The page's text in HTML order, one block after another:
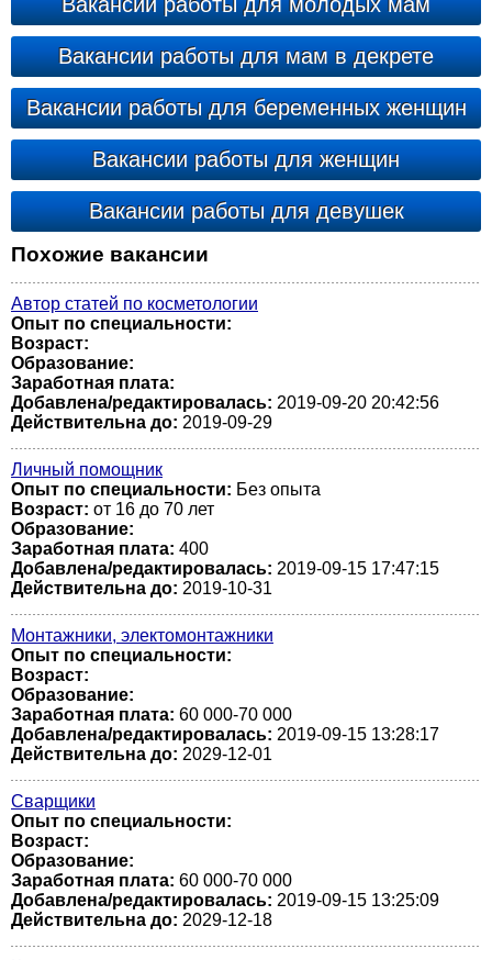
Вакансии работы для мам в декрете
Вакансии работы для беременных женщин
Вакансии работы для женщин
Вакансии работы для девушек
Похожие вакансии
Автор статей по косметологии
Опыт по специальности:
Возраст:
Образование:
Заработная плата:
Добавлена/редактировалась: 2019-09-20 20:42:56
Действительна до: 2019-09-29
Личный помощник
Опыт по специальности: Без опыта
Возраст: от 16 до 70 лет
Образование:
Заработная плата: 400
Добавлена/редактировалась: 2019-09-15 17:47:15
Действительна до: 2019-10-31
Монтажники, электомонтажники
Опыт по специальности:
Возраст:
Образование:
Заработная плата: 60 000-70 000
Добавлена/редактировалась: 2019-09-15 13:28:17
Действительна до: 2029-12-01
Сварщики
Опыт по специальности:
Возраст:
Образование:
Заработная плата: 60 000-70 000
Добавлена/редактировалась: 2019-09-15 13:25:09
Действительна до: 2029-12-18